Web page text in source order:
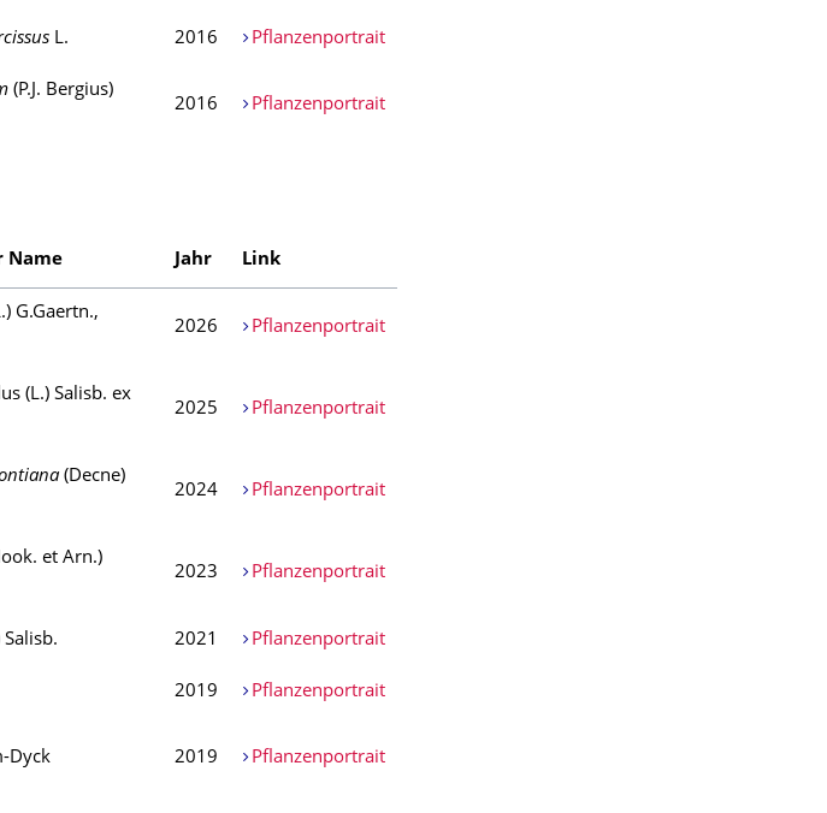
L. 2016 Pflanzenportrait
(P.J. Bergius)
2016 Pflanzenportrait
Name Jahr Link
G.Gaertn.,
2026 Pflanzenportrait
(L.) Salisb. ex
2025 Pflanzenportrait
(Decne)
2024 Pflanzenportrait
et Arn.)
2023 Pflanzenportrait
Salisb. 2021 Pflanzenportrait
2019 Pflanzenportrait
Dyck 2019 Pflanzenportrait